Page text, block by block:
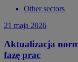
Other sectors
21 maja 2026
Aktualizacja
fazę prac